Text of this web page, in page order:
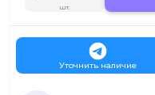
шт.
Уточнить наличие